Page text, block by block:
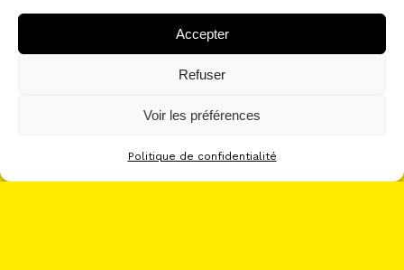
Accepter
Refuser
Voir les préférences
Politique de confidentialité
let’s connect -----